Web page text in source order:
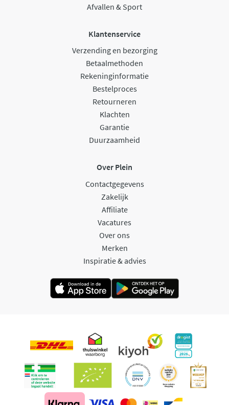
Afvallen & Sport
Klantenservice
Verzending en bezorging
Betaalmethoden
Rekeninginformatie
Bestelproces
Retourneren
Klachten
Garantie
Duurzaamheid
Over Plein
Contactgegevens
Zakelijk
Affiliate
Vacatures
Over ons
Merken
Inspiratie & advies